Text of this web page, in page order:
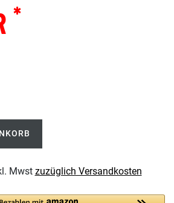
*
Mwst zuzüglich Versandkosten